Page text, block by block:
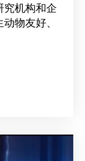
究机构和企
物友好、